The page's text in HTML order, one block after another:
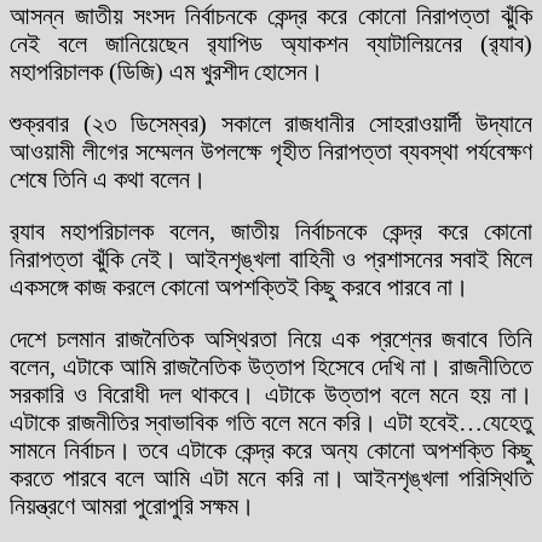
আসন্ন জাতীয় সংসদ নির্বাচনকে কেন্দ্র করে কোনো নিরাপত্তা ঝুঁকি
নেই বলে জানিয়েছেন র‍্যাপিড অ্যাকশন ব্যাটালিয়নের (র‍্যাব)
মহাপরিচালক (ডিজি) এম খুরশীদ হোসেন।
শুক্রবার (২৩ ডিসেম্বর) সকালে রাজধানীর সোহরাওয়ার্দী উদ্যানে
আওয়ামী লীগের সম্মেলন উপলক্ষে গৃহীত নিরাপত্তা ব্যবস্থা পর্যবেক্ষণ
শেষে তিনি এ কথা বলেন।
র‌্যাব মহাপরিচালক বলেন, জাতীয় নির্বাচনকে কেন্দ্র করে কোনো
নিরাপত্তা ঝুঁকি নেই। আইনশৃঙ্খলা বাহিনী ও প্রশাসনের সবাই মিলে
একসঙ্গে কাজ করলে কোনো অপশক্তিই কিছু করবে পারবে না।
দেশে চলমান রাজনৈতিক অস্থিরতা নিয়ে এক প্রশ্নের জবাবে তিনি
বলেন, এটাকে আমি রাজনৈতিক উত্তাপ হিসেবে দেখি না। রাজনীতিতে
সরকারি ও বিরোধী দল থাকবে। এটাকে উত্তাপ বলে মনে হয় না।
এটাকে রাজনীতির স্বাভাবিক গতি বলে মনে করি। এটা হবেই…যেহেতু
সামনে নির্বাচন। তবে এটাকে কেন্দ্র করে অন্য কোনো অপশক্তি কিছু
করতে পারবে বলে আমি এটা মনে করি না। আইনশৃঙ্খলা পরিস্থিতি
নিয়ন্ত্রণে আমরা পুরোপুরি সক্ষম।